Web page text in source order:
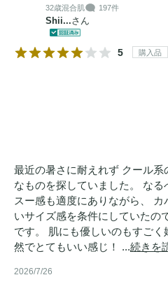
32歳混合肌 197件
Shii...さん
5 購入品
最近の暑さに耐えれず クール系
なものを探していました。 な
スー感も適度にありながら、
いサイズ感を条件にしていたの
です。 肌にも優しいのもすご
然でとてもいい感じ！ ...続きを
2026/7/26